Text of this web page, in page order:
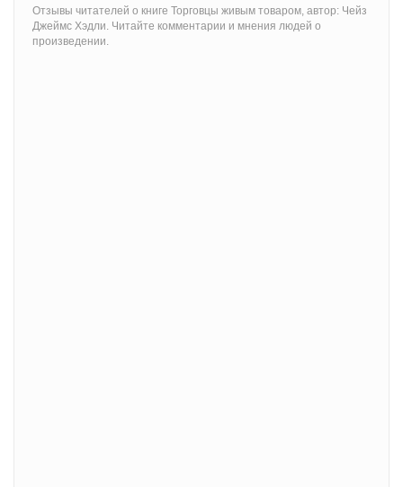
Отзывы читателей о книге Торговцы живым товаром, автор: Чейз
Джеймс Хэдли. Читайте комментарии и мнения людей о
произведении.